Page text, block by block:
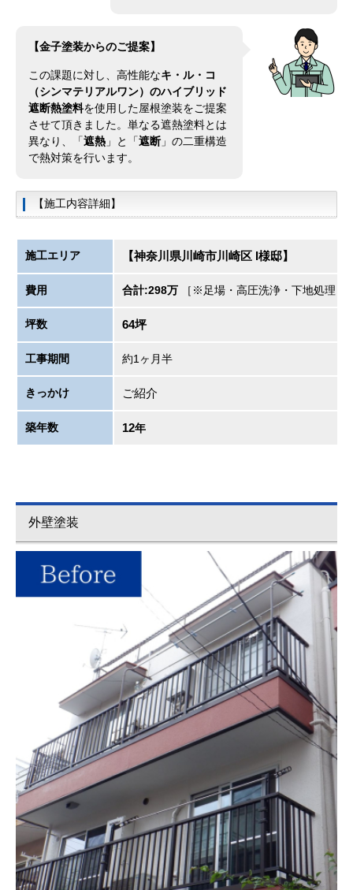
【金子塗装からのご提案】
この課題に対し、 高性能なキ・ル・コ
（シンマテリアルワン）のハイブリッド
遮断熱塗料を使用した屋根塗装をご提案
させて頂きました。単なる遮熱塗料とは
異なり、「遮熱 」と「遮断 」の二重構造
で熱対策を行います。
【施工内容詳細】
施工エリア 【神奈川県川崎市川崎区 I様邸】
費用 合計:298万 ［※足場・高圧洗浄・下地処理・
坪数 64坪
工事期間 約1ヶ月半
きっかけ ご紹介
築年数 12年
外壁塗装